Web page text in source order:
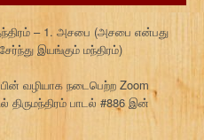
– 1. அசபை (அசபை என்பது
இயங்கும் மந்திரம்)
வழியாக நடைபெற்ற Zoom
திருமந்திரம் பாடல் #886 இன்